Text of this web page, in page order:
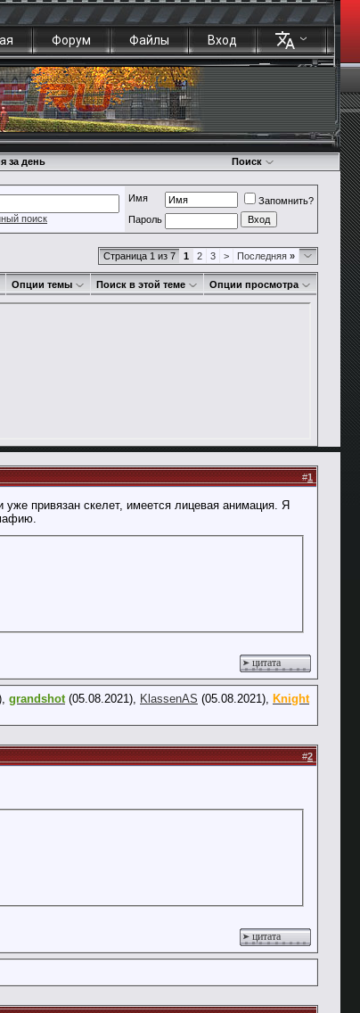
Форум Файлы Вход
за день Поиск
поиск
Имя
Запомнить?
Пароль
Страница 1 из 7 1 2 3 > Последняя »
Опции темы Поиск в этой теме Опции просмотра
#1
привязан скелет, имеется лицевая анимация. Я
цитата
grandshot(05.08.2021), KlassenAS (05.08.2021), Knight
#2
цитата